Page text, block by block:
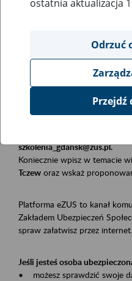
Szkolenia
Obszar merytoryczny
Płatnicy, ubezpieczeni,
Opis wydarzenia
Szkolenie stacjonarne w
szkolenia_gdansk@zus.pl.
Koniecznie wpisz w temacie
Tczew oraz wskaż
Platforma eZUS to kanał
Zakładem Ubezpieczeń
spraw załatwisz przez internet.
Jeśli jesteś osoba
• możesz sprawdzić swoje
ostatnia aktualizacja
Odrzuć
Przejdź